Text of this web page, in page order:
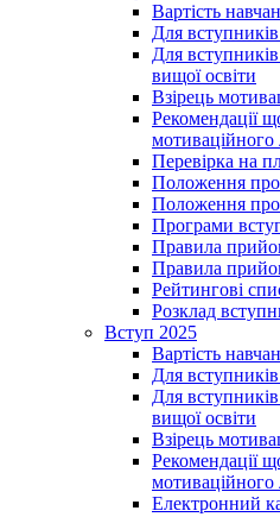
Вартість
Для
Для
вищої освіти
Взірець
Рекомендації
мотиваційного
Перевірка на
Положення
Положення про
Програми
Правила
Правила
Рейтингові
Розклад
Вступ 2025
Вартість
Для
Для
вищої освіти
Взірець
Рекомендації
мотиваційного
Електронний